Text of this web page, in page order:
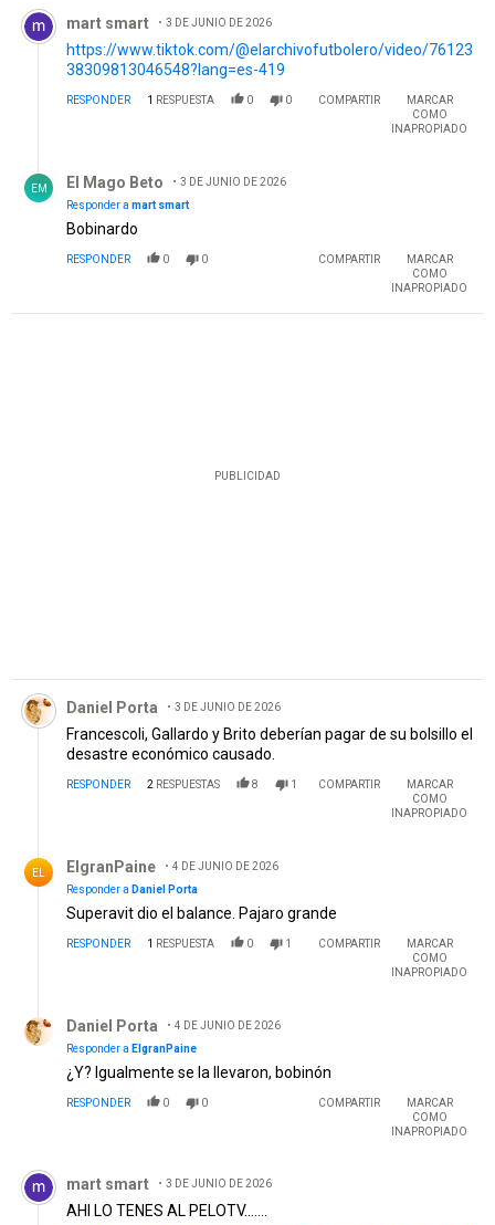
Comentario de mart smart.
mart smart 3 DE JUNIO DE 2026
https://www.tiktok.com/@elarchivofutbolero/video/76123
38309813046548?lang=es-419
RESPONDER 1 RESPUESTA 0 0 COMPARTIR
MARCAR
COMO
INAPROPIADO
EM El Mago Beto
3 DE JUNIO DE 2026
Responder a mart smart
Bobinardo
RESPONDER 0 0 COMPARTIR
MARCAR
COMO
INAPROPIADO
PUBLICIDAD
Comentario de Daniel Porta.
Daniel Porta 3 DE JUNIO DE 2026
Francescoli, Gallardo y Brito deberían pagar de su bolsillo el
desastre económico causado.
RESPONDER 2 RESPUESTAS 8 1 COMPARTIR
MARCAR
COMO
INAPROPIADO
EL ElgranPaine
4 DE JUNIO DE 2026
Responder a Daniel Porta
Superavit dio el balance. Pajaro grande
RESPONDER 1 RESPUESTA 0 1 COMPARTIR
MARCAR
COMO
INAPROPIADO
Daniel Porta
4 DE JUNIO DE 2026
Responder a ElgranPaine
¿Y? Igualmente se la llevaron, bobinón
RESPONDER 0 0 COMPARTIR
MARCAR
COMO
INAPROPIADO
Comentario de mart smart.
mart smart 3 DE JUNIO DE 2026
AHI LO TENES AL PELOTV.......